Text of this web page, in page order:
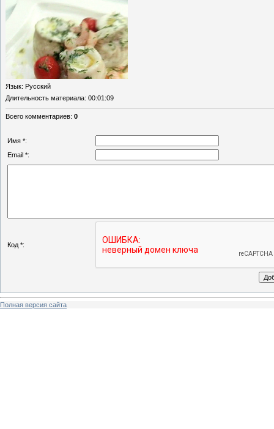
Язык: Русский
Длительность материала: 00:01:09
Всего комментариев: 0
Имя *:
Email *:
Код *:
Полная версия сайта